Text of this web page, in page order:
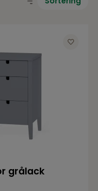
grålack